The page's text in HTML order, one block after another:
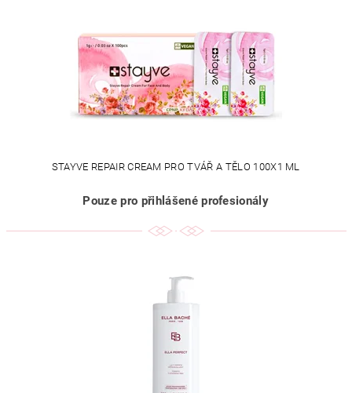
STAYVE REPAIR CREAM PRO TVÁŘ A TĚLO 100X1 ML
Pouze pro přihlášené profesionály